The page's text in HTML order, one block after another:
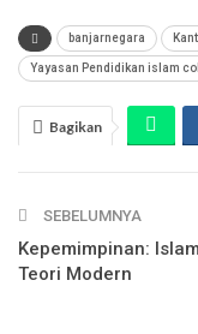
banjarnegara
Yayasan Pendidikan islam
Bagikan
SEBELUMNYA
Kepemimpinan:
Teori Modern